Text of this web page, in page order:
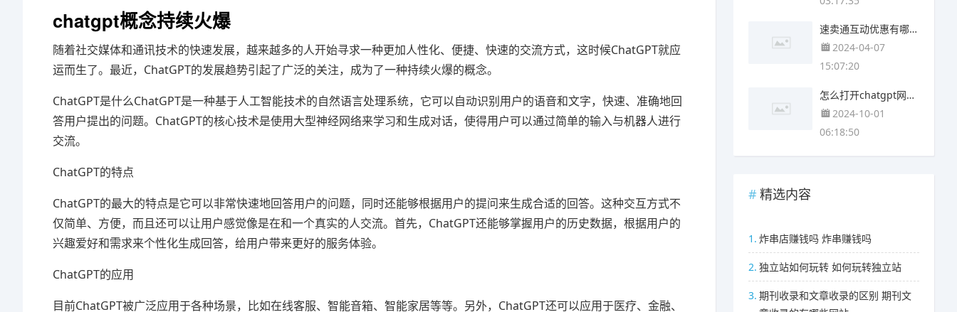
chatgpt概念持续火爆
随着社交媒体和通讯技术的快速发展，越来越多的人开始寻求一种更加人性化、便捷、快速的交流方式，这时候ChatGPT就应
运而生了。最近，ChatGPT的发展趋势引起了广泛的关注，成为了一种持续火爆的概念。
ChatGPT是什么ChatGPT是一种基于人工智能技术的自然语言处理系统，它可以自动识别用户的语音和文字，快速、准确地回
答用户提出的问题。ChatGPT的核心技术是使用大型神经网络来学习和生成对话，使得用户可以通过简单的输入与机器人进行
交流。
ChatGPT的特点
ChatGPT的最大的特点是它可以非常快速地回答用户的问题，同时还能够根据用户的提问来生成合适的回答。这种交互方式不
仅简单、方便，而且还可以让用户感觉像是在和一个真实的人交流。首先，ChatGPT还能够掌握用户的历史数据，根据用户的
兴趣爱好和需求来个性化生成回答，给用户带来更好的服务体验。
ChatGPT的应用
目前ChatGPT被广泛应用于各种场景，比如在线客服、智能音箱、智能家居等等。另外，ChatGPT还可以应用于医疗、金融、
速卖通互动优惠有哪些 速卖通优惠有什么好处
2024-04-07
15:07:20
怎么打开chatgpt网站 chatgpt网站怎么打开
2024-10-01
06:18:50
精选内容
1. 炸串店赚钱吗 炸串赚钱吗
2. 独立站如何玩转 如何玩转独立站
3. 期刊收录和文章收录的区别 期刊文